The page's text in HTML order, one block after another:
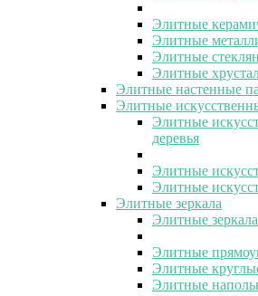
Элитные
Элитные
Элитные
Элитные
Элитные настенные
Элитные
Элитные
деревья
Элитные
Элитные
Элитные зеркала
Элитные зеркала
Элитные
Элитные
Элитные